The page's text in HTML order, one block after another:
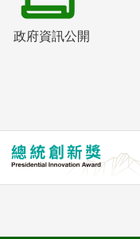
政府資訊公開